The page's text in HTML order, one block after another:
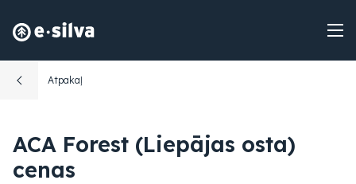
Atpakaļ
ACA Forest (Liepājas osta)
cenas